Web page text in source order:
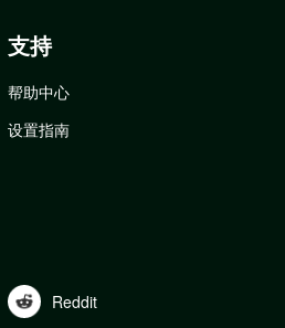
支持
帮助中心
设置指南
Reddit